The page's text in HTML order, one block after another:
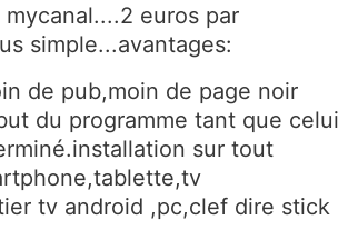
euros par
simple...avantages:
de pub,moin de page noir
du programme tant que celui
sur tout
tv android ,pc,clef dire stick